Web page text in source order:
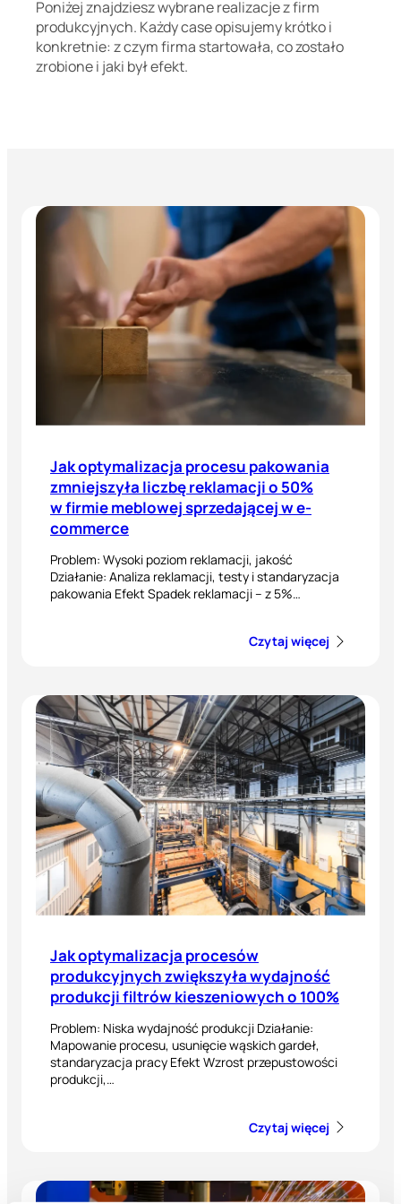
Poniżej znajdziesz wybrane realizacje z firm
produkcyjnych. Każdy case opisujemy krótko i
konkretnie: z czym firma startowała, co zostało
zrobione i jaki był efekt.
Jak optymalizacja procesu pakowania
zmniejszyła liczbę reklamacji o 50%
w firmie meblowej sprzedającej w e-
commerce
Problem: Wysoki poziom reklamacji, jakość
Działanie: Analiza reklamacji, testy i standaryzacja
pakowania Efekt Spadek reklamacji – z 5%…
Czytaj więcej
Jak optymalizacja procesów
produkcyjnych zwiększyła wydajność
produkcji filtrów kieszeniowych o 100%
Problem: Niska wydajność produkcji Działanie:
Mapowanie procesu, usunięcie wąskich gardeł,
standaryzacja pracy Efekt Wzrost przepustowości
produkcji,…
Czytaj więcej